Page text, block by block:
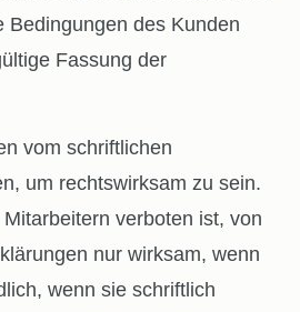
Bedingungen des Kunden
Fassung der
vom schriftlichen
um rechtswirksam zu sein.
verboten ist, von
nur wirksam, wenn
wenn sie schriftlich